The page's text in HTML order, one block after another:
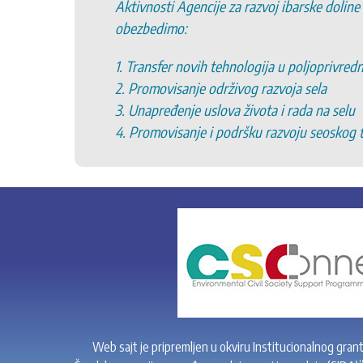
Aktivnosti Agencije za razvoj ibarske
obezbedimo:
1. Transfer novih tehnologija u
2. Promovisanje održivog razvoja sela
3. Unapređenje uslova života i rada na selu
4. Promovisanje i podršku razvoju seoskog
Web sajt je pripremljen u okviru Institucionalnog